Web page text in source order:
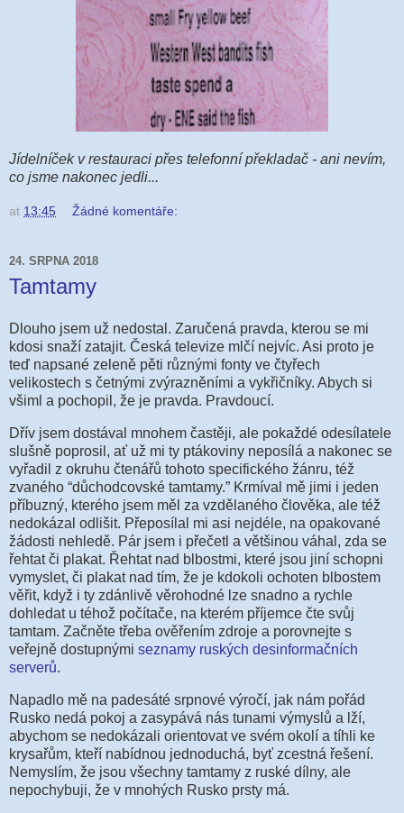
Jídelníček v restauraci přes telefonní překladač - ani nevím,
co jsme nakonec jedli...
at 13:45 Žádné komentáře:
24. SRPNA 2018
Tamtamy
Dlouho jsem už nedostal. Zaručená pravda, kterou se mi
kdosi snaží zatajit. Česká televize mlčí nejvíc. Asi proto je
teď napsané zeleně pěti různými fonty ve čtyřech
velikostech s četnými zvýrazněními a vykřičníky. Abych si
všiml a pochopil, že je pravda. Pravdoucí.
Dřív jsem dostával mnohem častěji, ale pokaždé odesílatele
slušně poprosil, ať už mi ty ptákoviny neposílá a nakonec se
vyřadil z okruhu čtenářů tohoto specifického žánru, též
zvaného “důchodcovské tamtamy.” Krmíval mě jimi i jeden
příbuzný, kterého jsem měl za vzdělaného člověka, ale též
nedokázal odlišit. Přeposílal mi asi nejdéle, na opakované
žádosti nehledě. Pár jsem i přečetl a většinou váhal, zda se
řehtat či plakat. Řehtat nad blbostmi, které jsou jiní schopni
vymyslet, či plakat nad tím, že je kdokoli ochoten blbostem
věřit, když i ty zdánlivě věrohodné lze snadno a rychle
dohledat u téhož počítače, na kterém příjemce čte svůj
tamtam. Začněte třeba ověřením zdroje a porovnejte s
veřejně dostupnými seznamy ruských desinformačních
serverů.
Napadlo mě na padesáté srpnové výročí, jak nám pořád
Rusko nedá pokoj a zasypává nás tunami výmyslů a lží,
abychom se nedokázali orientovat ve svém okolí a tíhli ke
krysařům, kteří nabídnou jednoduchá, byť zcestná řešení.
Nemyslím, že jsou všechny tamtamy z ruské dílny, ale
nepochybuji, že v mnohých Rusko prsty má.